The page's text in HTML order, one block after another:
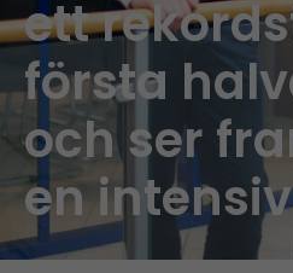
ett
första
och ser
en